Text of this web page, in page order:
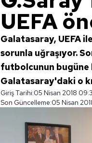
UEFA
Galatasaray, UEFA
sorunla uğraşıyor.
futbolcunun bugüne
Galatasaray'daki o
Giriş Tarihi:05 Nisan 2018
Son Güncelleme:05 Nisan